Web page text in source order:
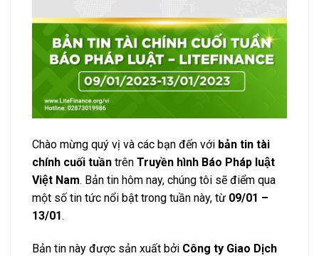
Chào mừng quý vị và các bạn đến với bản tin tài
chính cuối tuần trên Truyền hình Báo Pháp luật
Việt Nam. Bản tin hôm nay, chúng tôi sẽ điểm qua
một số tin tức nổi bật trong tuần này, từ 09/01 –
13/01.
Bản tin này được sản xuất bởi Công ty Giao Dịch